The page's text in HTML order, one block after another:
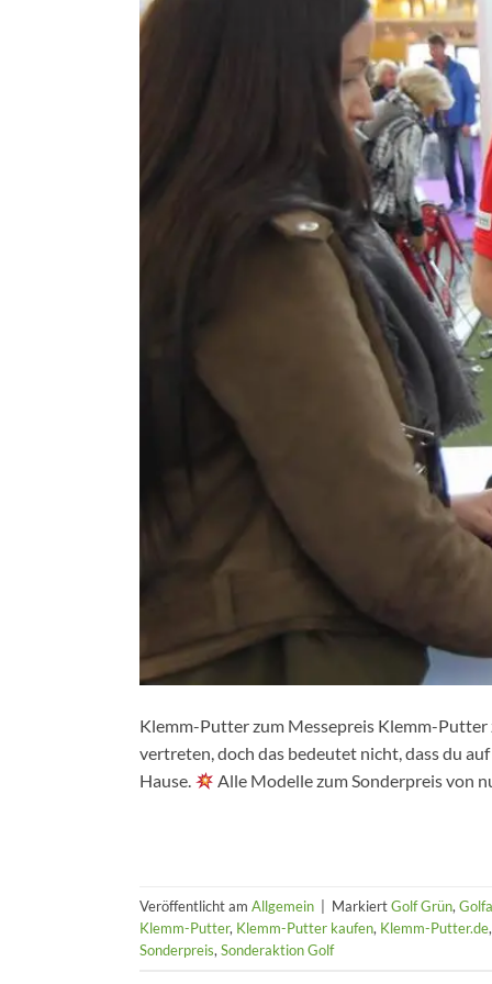
Klemm-Putter zum Messepreis Klemm-Putter
vertreten, doch das bedeutet nicht, dass du
Hause.
Alle Modelle zum Sonderpreis von
Veröffentlicht am Allgemein MarkiertGolf Grün,
Klemm-Putter, Klemm-Putter kaufen, Klemm-Putter.de,
Sonderpreis, Sonderaktion Golf